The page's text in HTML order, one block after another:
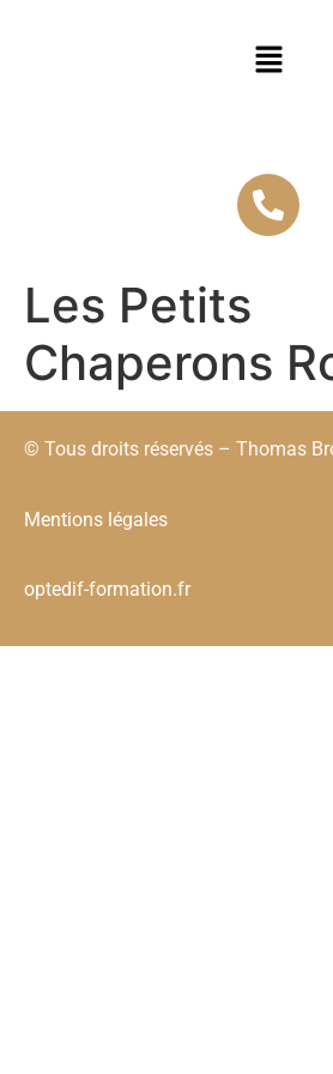
Les Petits
Chaperons
© Tous droits réservés – Thomas
Mentions légales
optedif-formation.fr